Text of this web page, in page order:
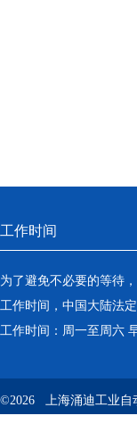
工作时间
为了避免不必要的等待
工作时间，中国大陆法定
工作时间：周一至周六
©2026 上海涌迪工业自